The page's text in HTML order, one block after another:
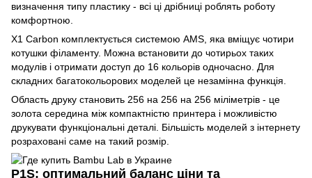
визначення типу пластику - всі ці дрібниці роблять роботу
комфортною.
X1 Carbon комплектується системою AMS, яка вміщує чотири
котушки філаменту. Можна встановити до чотирьох таких
модулів і отримати доступ до 16 кольорів одночасно. Для
складних багатокольорових моделей це незамінна функція.
Область друку становить 256 на 256 на 256 міліметрів - це
золота середина між компактністю принтера і можливістю
друкувати функціональні деталі. Більшість моделей з інтернету
розраховані саме на такий розмір.
P1S: оптимальний баланс ціни та